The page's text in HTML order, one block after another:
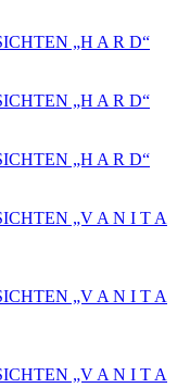
„H A R D“
„H A R D“
„H A R D“
„V A N I T A
„V A N I T A
„V A N I T A